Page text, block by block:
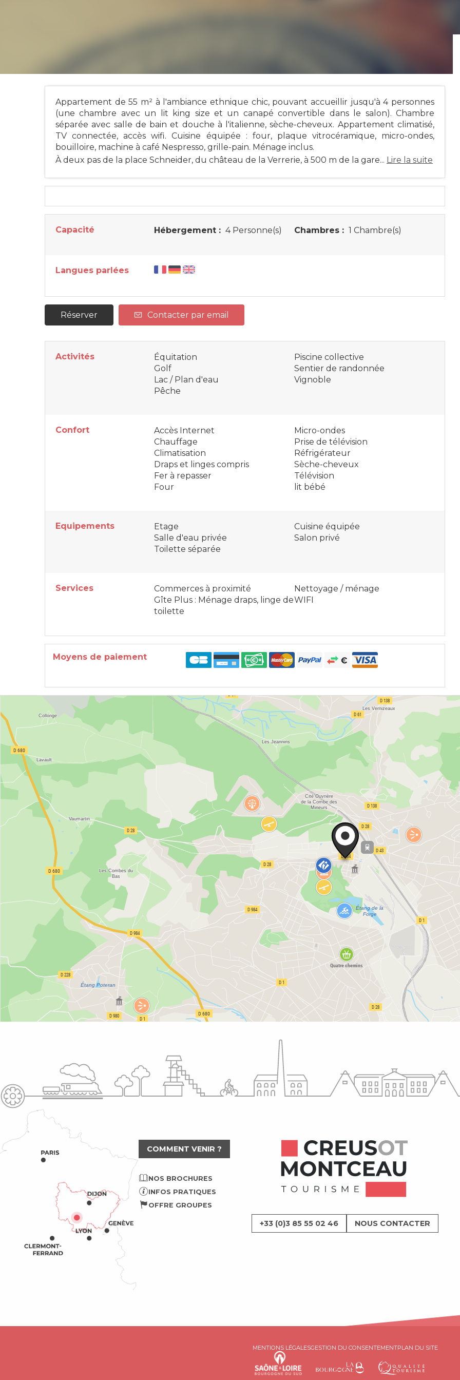
Appartement de 55 m² à l'ambiance ethnique chic, pouvant accueillir jusqu'à 4 personnes
(une chambre avec un lit king size et un canapé convertible dans le salon). Chambre
séparée avec salle de bain et douche à l'italienne, sèche-cheveux. Appartement climatisé,
TV connectée, accès wifi. Cuisine équipée : four, plaque vitrocéramique, micro-ondes,
bouilloire, machine à café Nespresso, grille-pain. Ménage inclus.
À deux pas de la place Schneider, du château de la Verrerie, à 500 m de la gare... Lire la suite
Capacité Hébergement : 4 Personne(s) Chambres : 1 Chambre(s)
Langues parlées
Réserver Contacter par email
Activités
Équitation
Golf
Lac / Plan d'eau
Pêche
Piscine collective
Sentier de randonnée
Vignoble
Confort
Accès Internet
Chauffage
Climatisation
Draps et linges compris
Fer à repasser
Four
Micro-ondes
Prise de télévision
Réfrigérateur
Sèche-cheveux
Télévision
lit bébé
Equipements
Etage
Salle d'eau privée
Toilette séparée
Cuisine équipée
Salon privé
Services
Commerces à proximité
Gîte Plus : Ménage draps, linge de
toilette
Nettoyage / ménage
WIFI
Moyens de paiement
COMMENT VENIR ?
NOS BROCHURES
INFOS PRATIQUES
OFFRE GROUPES
+33 (0)3 85 55 02 46 NOUS CONTACTER
MENTIONS LÉGALESGESTION DU CONSENTEMENTPLAN DU SITE